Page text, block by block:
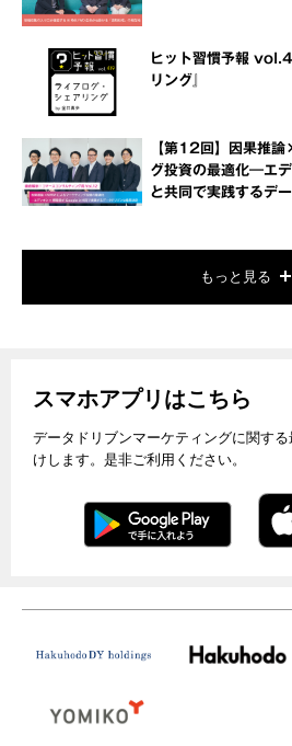
ヒット習慣予報
リング』
【第12回】因果推
グ投資の最適化―エ
と共同で実践するデ
もっと見る
スマホアプリはこちら
データドリブンマーケティングに関す
けします。是非ご利用ください。